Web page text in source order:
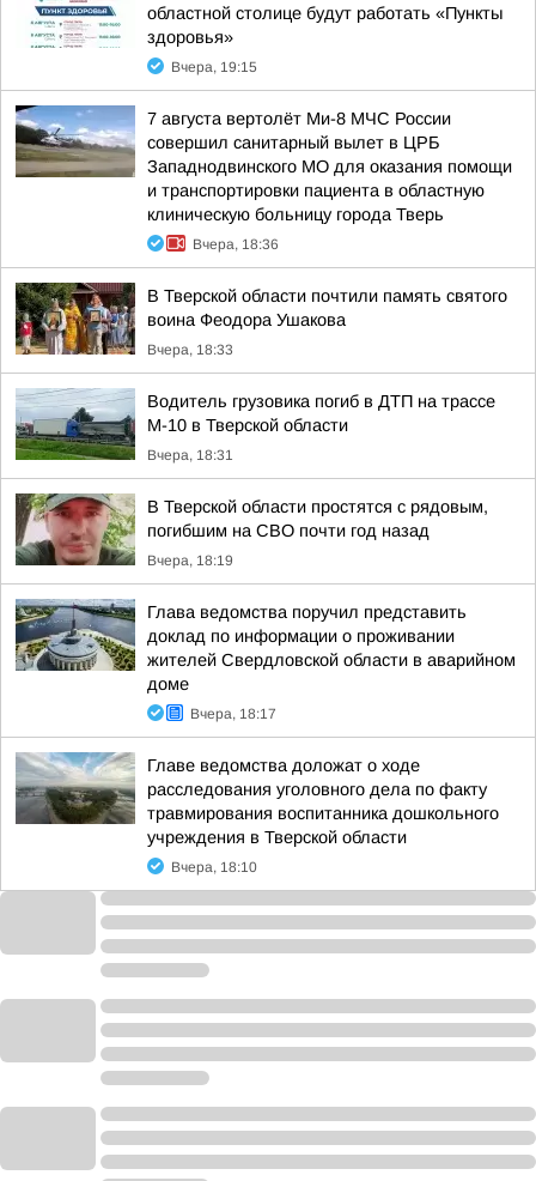
областной столице будут работать «Пункты
здоровья»
Вчера, 19:15
7 августа вертолёт Ми-8 МЧС России
совершил санитарный вылет в ЦРБ
Западнодвинского МО для оказания помощи
и транспортировки пациента в областную
клиническую больницу города Тверь
Вчера, 18:36
В Тверской области почтили память святого
воина Феодора Ушакова
Вчера, 18:33
Водитель грузовика погиб в ДТП на трассе
М-10 в Тверской области
Вчера, 18:31
В Тверской области простятся с рядовым,
погибшим на СВО почти год назад
Вчера, 18:19
Глава ведомства поручил представить
доклад по информации о проживании
жителей Свердловской области в аварийном
доме
Вчера, 18:17
Главе ведомства доложат о ходе
расследования уголовного дела по факту
травмирования воспитанника дошкольного
учреждения в Тверской области
Вчера, 18:10